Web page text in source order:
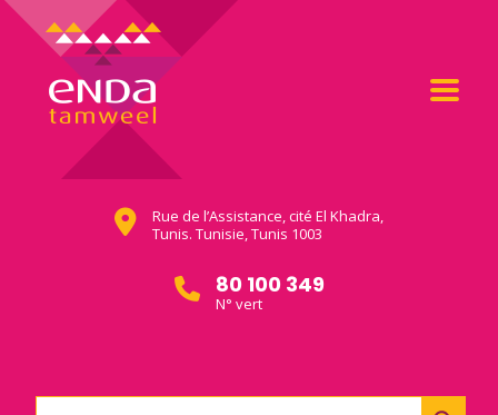
Rue de l’Assistance, cité El Khadra,
Tunis. Tunisie, Tunis 1003
80 100 349
N° vert